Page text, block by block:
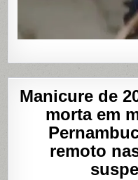
Manicure de
morta em
remoto